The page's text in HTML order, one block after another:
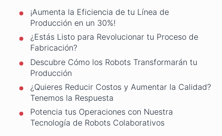
¡Aumenta la Eficiencia de tu Línea de
Producción en un 30%!
¿Estás Listo para Revolucionar tu Proceso de
Fabricación?
Descubre Cómo los Robots Transformarán tu
Producción
¿Quieres Reducir Costos y Aumentar la Calidad?
Tenemos la Respuesta
Potencia tus Operaciones con Nuestra
Tecnología de Robots Colaborativos